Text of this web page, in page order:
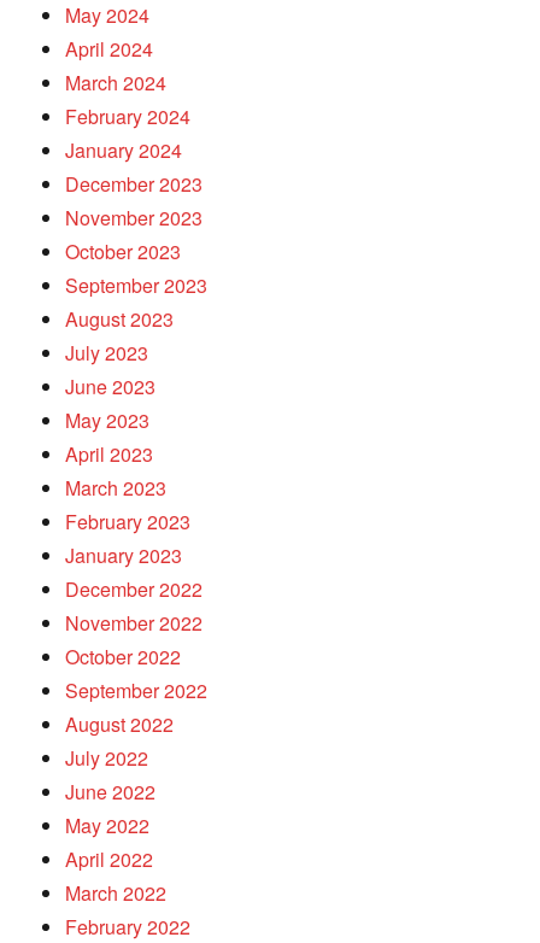
May 2024
April 2024
March 2024
February 2024
January 2024
December 2023
November 2023
October 2023
September 2023
August 2023
July 2023
June 2023
May 2023
April 2023
March 2023
February 2023
January 2023
December 2022
November 2022
October 2022
September 2022
August 2022
July 2022
June 2022
May 2022
April 2022
March 2022
February 2022